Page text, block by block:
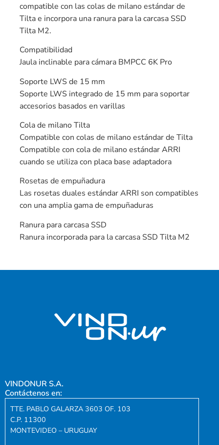
compatible con las colas de milano estándar de
Tilta e incorpora una ranura para la carcasa SSD
Tilta M2.
Compatibilidad
Jaula inclinable para cámara BMPCC 6K Pro
Soporte LWS de 15 mm
Soporte LWS integrado de 15 mm para soportar
accesorios basados ​​en varillas
Cola de milano Tilta
Compatible con colas de milano estándar de Tilta
Compatible con cola de milano estándar ARRI
cuando se utiliza con placa base adaptadora
Rosetas de empuñadura
Las rosetas duales estándar ARRI son compatibles
con una amplia gama de empuñaduras
Ranura para carcasa SSD
Ranura incorporada para la carcasa SSD Tilta M2
VINDONUR S.A.
Contáctenos en:
TTE. PABLO GALARZA 3603 OF. 103
C.P. 11300
MONTEVIDEO – URUGUAY